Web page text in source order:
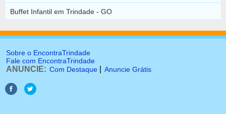
Buffet Infantil em Trindade - GO
Sobre o EncontraTrindade
Fale com EncontraTrindade
ANUNCIE: Com Destaque Anuncie Grátis